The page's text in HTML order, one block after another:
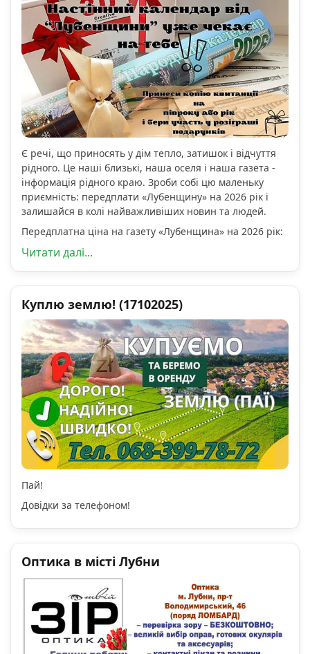
Є речі, що приносять у дім тепло, затишок і відчуття
рідного. Це наші близькі, наша оселя і наша газета -
інформація рідного краю. Зроби собі цю маленьку
приємність: передплати «Лубенщину» на 2026 рік і
залишайся в колі найважливіших новин та людей.
Передплатна ціна на газету «Лубенщина» на 2026 рік:
Читати далі...
Куплю землю! (17102025)
Пай!
Довідки за телефоном!
Оптика в місті Лубни